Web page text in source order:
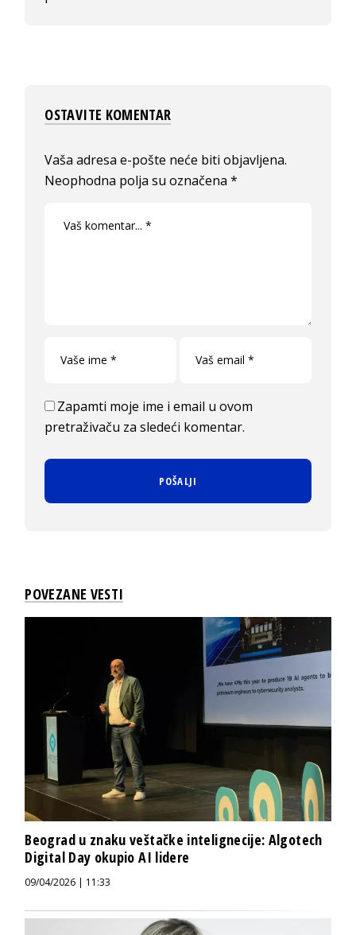
OSTAVITE KOMENTAR
Vaša adresa e-pošte neće biti objavljena.
Neophodna polja su označena*
Zapamti moje ime i email u ovom
pretraživaču za sledeći komentar.
POVEZANE VESTI
Beograd u znaku veštačke intelignecije: Algotech
Digital Day okupio AI lidere
09/04/2026 | 11:33